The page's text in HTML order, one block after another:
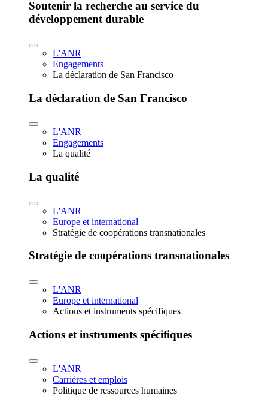
Soutenir la recherche au service du
développement durable
L'ANR
Engagements
La déclaration de San Francisco
La déclaration de San Francisco
L'ANR
Engagements
La qualité
La qualité
L'ANR
Europe et international
Stratégie de coopérations transnationales
Stratégie de coopérations transnationales
L'ANR
Europe et international
Actions et instruments spécifiques
Actions et instruments spécifiques
L'ANR
Carrières et emplois
Politique de ressources humaines